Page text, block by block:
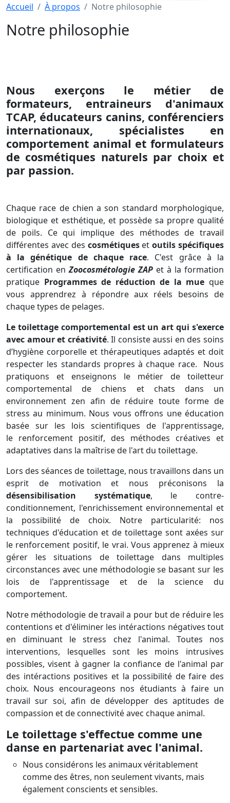
Accueil À propos Notre philosophie
Notre philosophie
Nous exerçons le métier de
formateurs, entraineurs d'animaux
TCAP, éducateurs canins, conférenciers
internationaux, spécialistes en
comportement animal et formulateurs
de cosmétiques naturels par choix et
par passion.
Chaque race de chien a son standard morphologique,
biologique et esthétique, et possède sa propre qualité
de poils. Ce qui implique des méthodes de travail
différentes avec des cosmétiquesetoutils spécifiques
à la génétique de chaque race. C'est grâce à la
certification enZoocosmétologie ZAP et à la formation
pratique Programmes de réduction de la mue que
vous apprendrez à répondre aux réels besoins de
chaque types de pelages.
Le toilettage comportemental est un art qui s'exerce
avec amour et créativité. Il consiste aussi en des soins
d’hygiène corporelle et thérapeutiques adaptés et doit
respecter les standards propres à chaque race. Nous
pratiquons et enseignons le métier de toiletteur
comportemental de chiens et chats dans un
environnement zen afin de réduire toute forme de
stress au minimum. Nous vous offrons une éducation
basée sur les lois scientifiques de l'apprentissage,
le renforcement positif, des méthodes créatives et
adaptatives dans la maîtrise de l'art du toilettage.
Lors des séances de toilettage, nous travaillons dans un
esprit de motivation et nous préconisons la
désensibilisation systématique, le contre-
conditionnement, l'enrichissement environnemental et
la possibilité de choix. Notre particularité: nos
techniques d'éducation et de toilettage sont axées sur
le renforcement positif, le vrai. Vous apprenez à mieux
gérer les situations de toilettage dans multiples
circonstances avec une méthodologie se basant sur les
lois de l'apprentissage et de la science du
comportement.
Notre méthodologie de travail a pour but de réduire les
contentions et d'éliminer les intéractions négatives tout
en diminuant le stress chez l'animal. Toutes nos
interventions, lesquelles sont les moins intrusives
possibles, visent à gagner la confiance de l'animal par
des intéractions positives et la possibilité de faire des
choix. Nous encourageons nos étudiants à faire un
travail sur soi, afin de développer des aptitudes de
compassion et de connectivité avec chaque animal.
Le toilettage s'effectue comme une
danse en partenariat avec l'animal.
Nous considérons les animaux véritablement
comme des êtres, non seulement vivants, mais
également conscients et sensibles.